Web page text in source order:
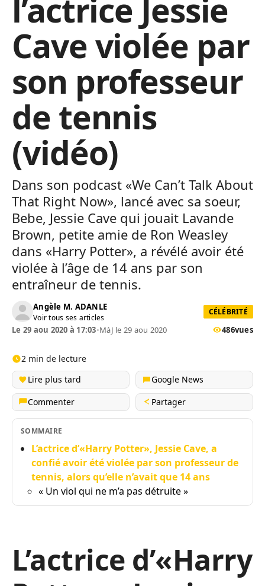
l’actrice Jessie
Cave violée par
son professeur
de tennis
(vidéo)
Dans son podcast «We Can’t Talk About
That Right Now», lancé avec sa soeur,
Bebe, Jessie Cave qui jouait Lavande
Brown, petite amie de Ron Weasley
dans «Harry Potter», a révélé avoir été
violée à l’âge de 14 ans par son
entraîneur de tennis.
Angèle M. ADANLE
Voir tous ses articles
CÉLÉBRITÉ
Le 29 aou 2020 à 17:03•MàJ le 29 aou 2020 486vues
2 min de lecture
Lire plus tard
Google News
Commenter
Partager
SOMMAIRE
L’actrice d’«Harry Potter», Jessie Cave, a
confié avoir été violée par son professeur de
tennis, alors qu’elle n’avait que 14 ans
« Un viol qui ne m’a pas détruite »
L’actrice d’«Harry